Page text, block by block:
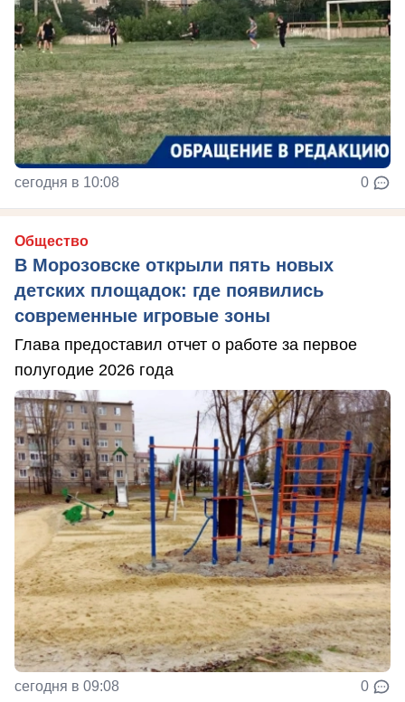
сегодня в 10:08 0
Общество
В Морозовске открыли пять новых
детских площадок: где появились
современные игровые зоны
Глава предоставил отчет о работе за первое
полугодие 2026 года
сегодня в 09:08 0